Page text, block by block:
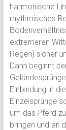
harmonische
rhythmisches
extremeren
Regen) sicher
Dann beginnt
Einbindung in
Einzelsprünge
um das Pferd
bringen und an